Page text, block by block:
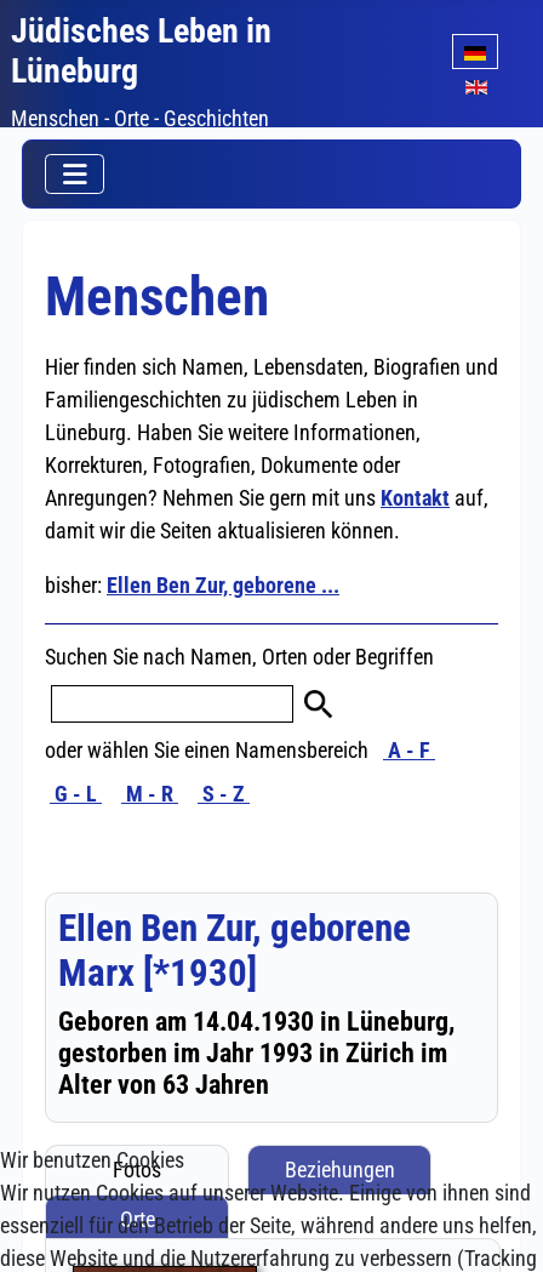
Jüdisches Leben in
Lüneburg
Menschen - Orte - Geschichten
Sprache
Wir benutzen Cookies
Wir nutzen Cookies auf unserer Website. Einige von ihnen sind
essenziell für den Betrieb der Seite, während andere uns helfen,
diese Website und die Nutzererfahrung zu verbessern (Tracking